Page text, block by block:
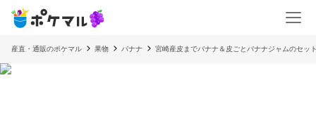
産直・通販のポケマル 果物 バナナ 宮崎産皮までバナナ＆皮ごとバナナジャムのセッ